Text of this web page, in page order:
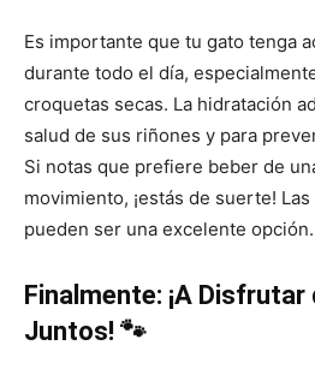
Es importante que tu gato tenga
durante todo el día,
croquetas secas. La hidratación
salud de sus riñones y para
Si notas que prefiere beber de
movimiento, ¡estás de suerte!
pueden ser una excelente opción.
Finalmente: ¡A Disfrutar
Juntos! 🐾